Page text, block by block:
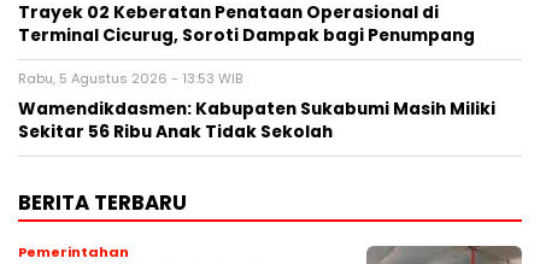
‎Trayek 02 Keberatan Penataan Operasional di
Terminal Cicurug, Soroti Dampak bagi Penumpang
Rabu, 5 Agustus 2026 - 13:53 WIB
Wamendikdasmen: Kabupaten Sukabumi Masih Miliki
Sekitar 56 Ribu Anak Tidak Sekolah
BERITA TERBARU
Pemerintahan